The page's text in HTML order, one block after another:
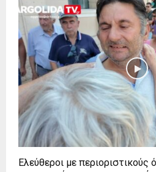
Ελεύθεροι με περιοριστικούς